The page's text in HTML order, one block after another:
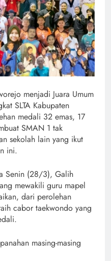
menjadi Juara Umum
SLTA Kabupaten
medali 32 emas, 17
SMAN 1 tak
sekolah lain yang ikut
ini.
Senin (28/3), Galih
mewakili guru mapel
dari perolehan
cabor taekwondo yang
masing-masing